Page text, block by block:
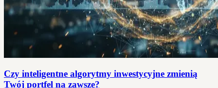
Czy inteligentne algorytmy inwestycyjne zmienią
Twój portfel na zawsze?